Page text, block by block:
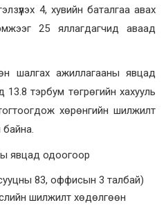
4, хувийн баталгаа авах
25 яллагдагчид аваад
шалгах ажиллагааны явцад
13.8 тэрбум төгрөгийн хахууль
хөрөнгийн шилжилт
байна.
явцад одоогоор
83, оффисын 3 талбай)
шилжилт хөдөлгөөн